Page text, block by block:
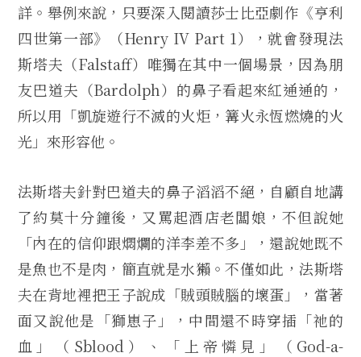
詳。舉例來說，只要深入閱讀莎士比亞劇作《亨利
四世第一部》（Henry IV Part 1），就會發現法
斯塔夫（Falstaff）唯獨在其中一個場景，因為朋
友巴道夫（Bardolph）的鼻子看起來紅通通的，
所以用「凱旋遊行不滅的火炬，篝火永恆燃燒的火
光」來形容他。
法斯塔夫針對巴道夫的鼻子滔滔不絕，自顧自地講
了約莫十分鐘後，又罵起酒店老闆娘，不但說她
「內在的信仰跟燜爛的洋李差不多」，還說她既不
是魚也不是肉，簡直就是水獺。不僅如此，法斯塔
夫在背地裡把王子說成「賊頭賊腦的壞蛋」，當著
面又說他是「獅崽子」，中間還不時穿插「祂的
血」（Sblood）、「上帝憐見」（God-a-